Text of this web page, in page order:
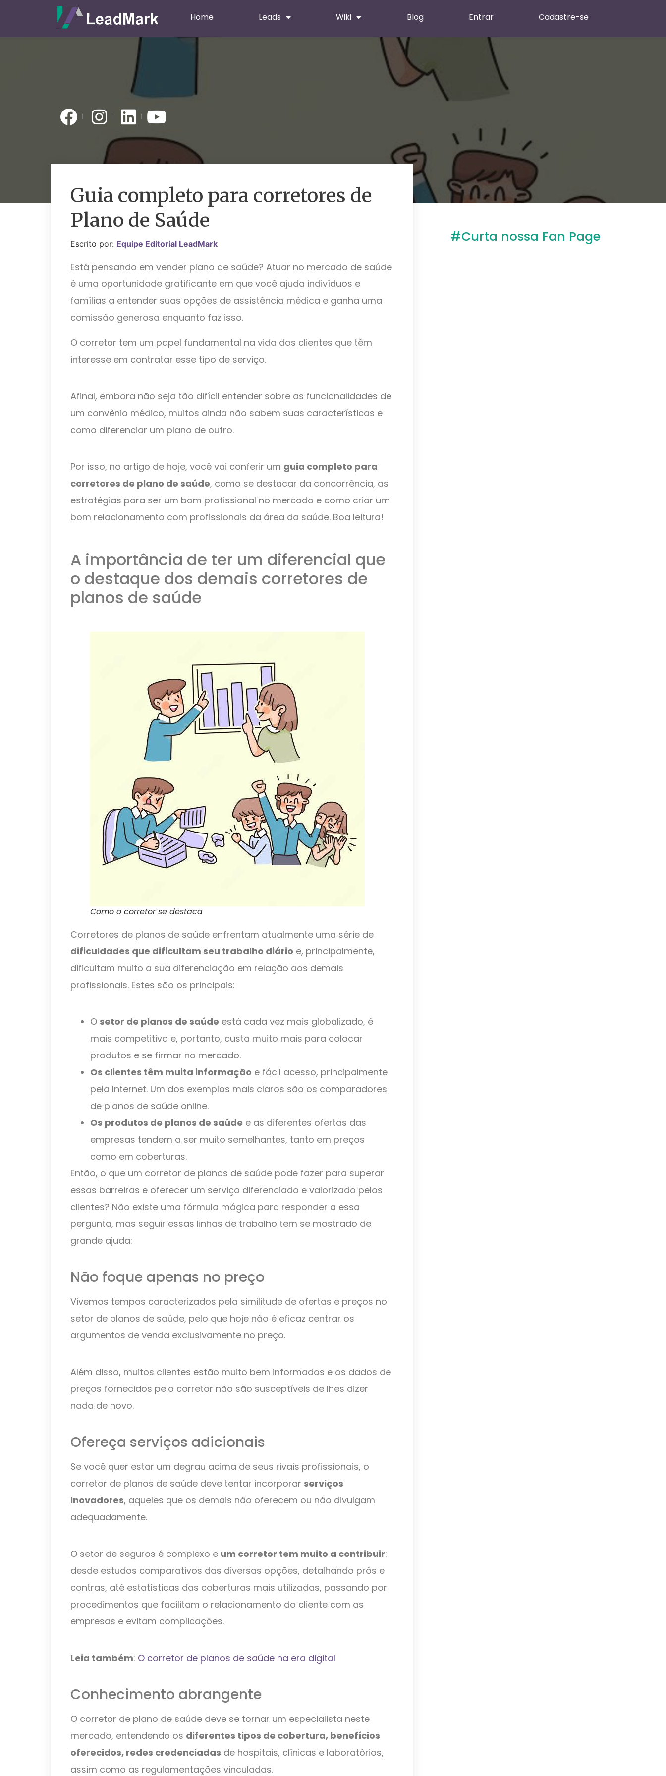
Home Leads Wiki Blog Entrar Cadastre-se
Guia completo para corretores de
Plano de Saúde
Escrito por: Equipe Editorial LeadMark
Está pensando em vender plano de saúde? Atuar no mercado de saúde
é uma oportunidade gratificante em que você ajuda indivíduos e
famílias a entender suas opções de assistência médica e ganha uma
comissão generosa enquanto faz isso.
O corretor tem um papel fundamental na vida dos clientes que têm
interesse em contratar esse tipo de serviço.
Afinal, embora não seja tão difícil entender sobre as funcionalidades de
um convênio médico, muitos ainda não sabem suas características e
como diferenciar um plano de outro.
Por isso, no artigo de hoje, você vai conferir um guia completo para
corretores de plano de saúde, como se destacar da concorrência, as
estratégias para ser um bom profissional no mercado e como criar um
bom relacionamento com profissionais da área da saúde. Boa leitura!
A importância de ter um diferencial que
o destaque dos demais corretores de
planos de saúde
Como o corretor se destaca
Corretores de planos de saúde enfrentam atualmente uma série de
dificuldades que dificultam seu trabalho diário e, principalmente,
dificultam muito a sua diferenciação em relação aos demais
profissionais. Estes são os principais:
O setor de planos de saúde está cada vez mais globalizado, é
mais competitivo e, portanto, custa muito mais para colocar
produtos e se firmar no mercado.
Os clientes têm muita informação e fácil acesso, principalmente
pela Internet. Um dos exemplos mais claros são os comparadores
de planos de saúde online.
Os produtos de planos de saúde e as diferentes ofertas das
empresas tendem a ser muito semelhantes, tanto em preços
como em coberturas.
Então, o que um corretor de planos de saúde pode fazer para superar
essas barreiras e oferecer um serviço diferenciado e valorizado pelos
clientes? Não existe uma fórmula mágica para responder a essa
pergunta, mas seguir essas linhas de trabalho tem se mostrado de
grande ajuda:
Não foque apenas no preço
Vivemos tempos caracterizados pela similitude de ofertas e preços no
setor de planos de saúde, pelo que hoje não é eficaz centrar os
argumentos de venda exclusivamente no preço.
Além disso, muitos clientes estão muito bem informados e os dados de
preços fornecidos pelo corretor não são susceptíveis de lhes dizer
nada de novo.
Ofereça serviços adicionais
Se você quer estar um degrau acima de seus rivais profissionais, o
corretor de planos de saúde deve tentar incorporar serviços
inovadores, aqueles que os demais não oferecem ou não divulgam
adequadamente.
O setor de seguros é complexo e um corretor tem muito a contribuir:
desde estudos comparativos das diversas opções, detalhando prós e
contras, até estatísticas das coberturas mais utilizadas, passando por
procedimentos que facilitam o relacionamento do cliente com as
empresas e evitam complicações.
Leia também: O corretor de planos de saúde na era digital
Conhecimento abrangente
O corretor de plano de saúde deve se tornar um especialista neste
mercado, entendendo os diferentes tipos de cobertura, benefícios
oferecidos, redes credenciadas de hospitais, clínicas e laboratórios,
assim como as regulamentações vinculadas.
#Curta nossa Fan Page